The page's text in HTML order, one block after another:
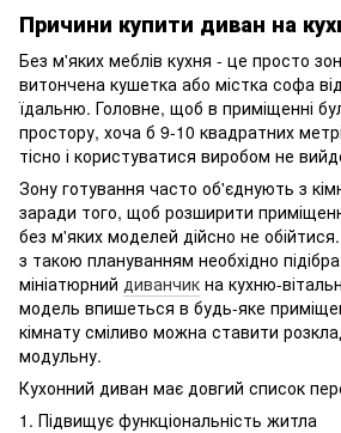
Причини купити диван на
Без м'яких меблів кухня - це просто
витончена кушетка або містка софа
їдальню. Головне, щоб в приміщенні
простору, хоча б 9-10 квадратних
тісно і користуватися виробом не
Зону готування часто об'єднують з
заради того, щоб розширити
без м'яких моделей дійсно не
з такою плануванням необхідно
мініатюрний диванчик на кухню-
модель впишеться в будь-яке
кімнату сміливо можна ставити
модульну.
Кухонний диван має довгий список
1. Підвищує функціональність житла